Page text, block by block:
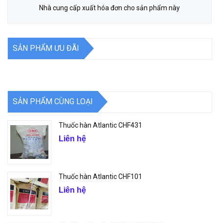
Nhà cung cấp xuất hóa đơn cho sản phẩm này
SẢN PHẨM ƯU ĐÃI
SẢN PHẨM CÙNG LOẠI
Thuốc hàn Atlantic CHF431
Liên hệ
Thuốc hàn Atlantic CHF101
Liên hệ